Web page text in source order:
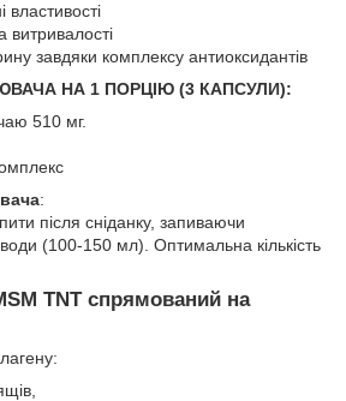
витривалості
завдяки комплексу антиоксидантів
НА 1 ПОРЦІЮ (3 КАПСУЛИ):
510 мг.
:
після сніданку, запиваючи
води (100-150 мл). Оптимальна кількість
TNT спрямований на